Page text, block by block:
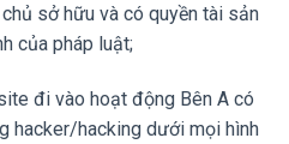
sở hữu và có quyền tài sản
của pháp luật;
đi vào hoạt động Bên A có
hacker/hacking dưới mọi hình